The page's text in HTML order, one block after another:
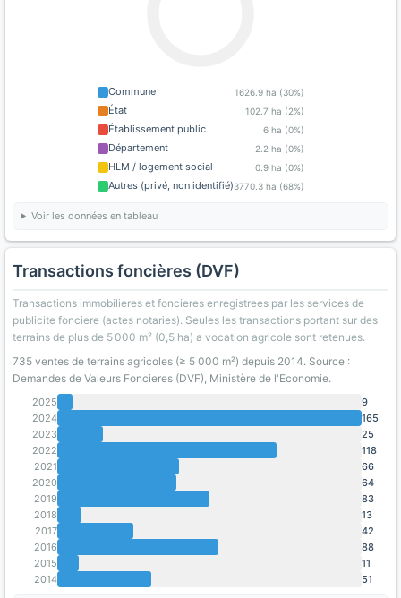
Commune 1626.9 ha (30%)
État 102.7 ha (2%)
Établissement public 6 ha (0%)
Département 2.2 ha (0%)
HLM / logement social 0.9 ha (0%)
Autres (privé, non identifié)3770.3 ha (68%)
Voir les données en tableau
Transactions foncières (DVF)
Transactions immobilieres et foncieres enregistrees par les services de
publicite fonciere (actes notaries). Seules les transactions portant sur des
terrains de plus de 5 000 m² (0,5 ha) a vocation agricole sont retenues.
735 ventes de terrains agricoles (≥ 5 000 m²) depuis 2014. Source :
Demandes de Valeurs Foncieres (DVF), Ministère de l'Economie.
2025
9
2024
165
2023
25
2022
118
2021
66
2020
64
2019
83
2018
13
2017
42
2016
88
2015
11
2014
51